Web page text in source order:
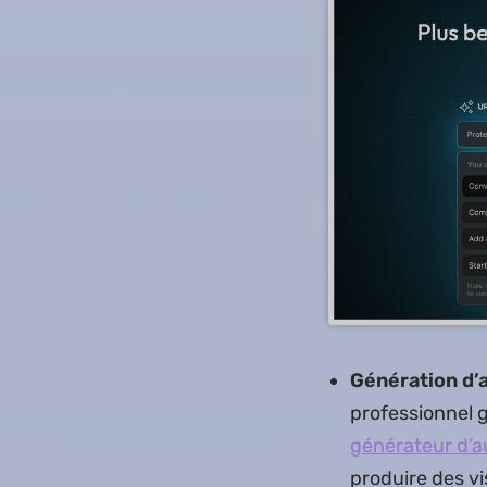
Génération
professionnel
générateur
produire des